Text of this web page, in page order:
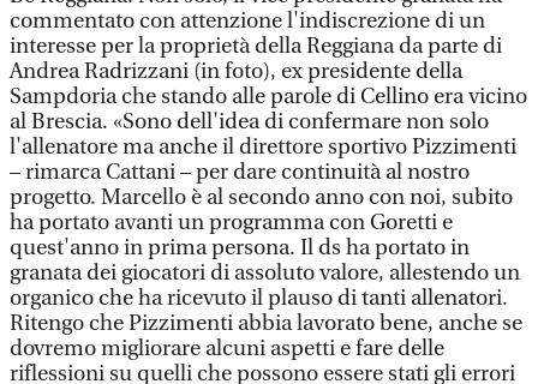
commentato con attenzione l'indiscrezione di un
interesse per la proprietà della Reggiana da parte di
Andrea Radrizzani (in foto), ex presidente della
Sampdoria che stando alle parole di Cellino era vicino
al Brescia. «Sono dell'idea di confermare non solo
l'allenatore ma anche il direttore sportivo Pizzimenti
– rimarca Cattani – per dare continuità al nostro
progetto. Marcello è al secondo anno con noi, subito
ha portato avanti un programma con Goretti e
quest'anno in prima persona. Il ds ha portato in
granata dei giocatori di assoluto valore, allestendo un
organico che ha ricevuto il plauso di tanti allenatori.
Ritengo che Pizzimenti abbia lavorato bene, anche se
dovremo migliorare alcuni aspetti e fare delle
riflessioni su quelli che possono essere stati gli errori